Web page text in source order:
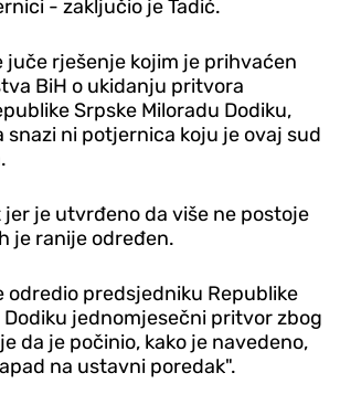
- zaključio je Tadić.
juče rješenje kojim je prihvaćen
BiH o ukidanju pritvora
Srpske Miloradu Dodiku,
snazi ni potjernica koju je ovaj sud
je utvrđeno da više ne postoje
je ranije određen.
odredio predsjedniku Republike
Dodiku jednomjesečni pritvor zbog
da je počinio, kako je navedeno,
na ustavni poredak".